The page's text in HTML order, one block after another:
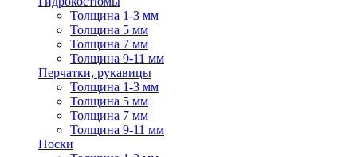
Толщина 1-3 мм
Толщина 5 мм
Толщина 7 мм
Толщина 9-11 мм
Перчатки, рукавицы
Толщина 1-3 мм
Толщина 5 мм
Толщина 7 мм
Толщина 9-11 мм
Носки